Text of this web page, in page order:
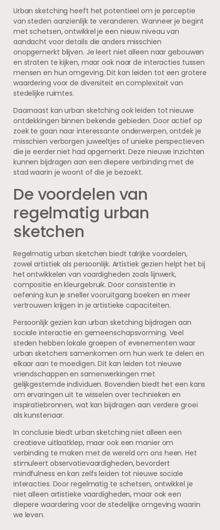
Urban sketching heeft het potentieel om je perceptie
van steden aanzienlijk te veranderen. Wanneer je begint
met schetsen, ontwikkel je een nieuw niveau van
aandacht voor details die anders misschien
onopgemerkt blijven. Je leert niet alleen naar gebouwen
en straten te kijken, maar ook naar de interacties tussen
mensen en hun omgeving. Dit kan leiden tot een grotere
waardering voor de diversiteit en complexiteit van
stedelijke ruimtes.
Daarnaast kan urban sketching ook leiden tot nieuwe
ontdekkingen binnen bekende gebieden. Door actief op
zoek te gaan naar interessante onderwerpen, ontdek je
misschien verborgen juweeltjes of unieke perspectieven
die je eerder niet had opgemerkt. Deze nieuwe inzichten
kunnen bijdragen aan een diepere verbinding met de
stad waarin je woont of die je bezoekt.
De voordelen van
regelmatig urban
sketchen
Regelmatig urban sketchen biedt talrijke voordelen,
zowel artistiek als persoonlijk. Artistiek gezien helpt het bij
het ontwikkelen van vaardigheden zoals lijnwerk,
compositie en kleurgebruik. Door consistentie in
oefening kun je sneller vooruitgang boeken en meer
vertrouwen krijgen in je artistieke capaciteiten.
Persoonlijk gezien kan urban sketching bijdragen aan
sociale interactie en gemeenschapsvorming. Veel
steden hebben lokale groepen of evenementen waar
urban sketchers samenkomen om hun werk te delen en
elkaar aan te moedigen. Dit kan leiden tot nieuwe
vriendschappen en samenwerkingen met
gelijkgestemde individuen. Bovendien biedt het een kans
om ervaringen uit te wisselen over technieken en
inspiratiebronnen, wat kan bijdragen aan verdere groei
als kunstenaar.
In conclusie biedt urban sketching niet alleen een
creatieve uitlaatklep, maar ook een manier om
verbinding te maken met de wereld om ons heen. Het
stimuleert observatievaardigheden, bevordert
mindfulness en kan zelfs leiden tot nieuwe sociale
interacties. Door regelmatig te schetsen, ontwikkel je
niet alleen artistieke vaardigheden, maar ook een
diepere waardering voor de stedelijke omgeving waarin
we leven.